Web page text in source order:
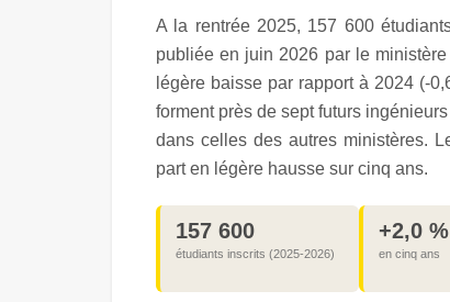
A la rentrée 2025, 157 600
publiée en juin 2026 par le ministère
légère baisse par rapport à 2024 (-
forment près de sept futurs
dans celles des autres ministères.
part en légère hausse sur cinq ans.
157 600
étudiants inscrits (2025-2026)
+2,0 %
en cinq ans